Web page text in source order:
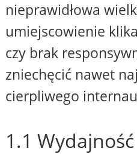
nieprawidłowa
umiejscowienie
czy brak
zniechęcić nawet
cierpliwego
1.1 Wydajność